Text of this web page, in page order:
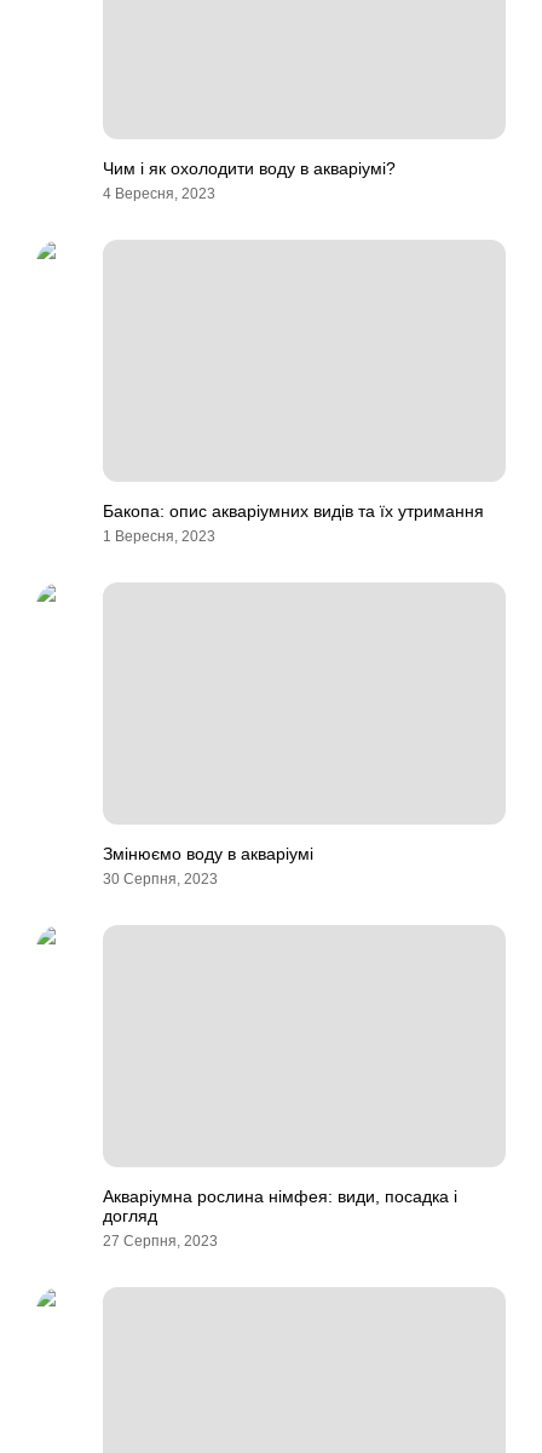
Чим і як охолодити воду в акваріумі?
4 Вересня, 2023
Бакопа: опис акваріумних видів та їх утримання
1 Вересня, 2023
Змінюємо воду в акваріумі
30 Серпня, 2023
Акваріумна рослина німфея: види, посадка і
догляд
27 Серпня, 2023